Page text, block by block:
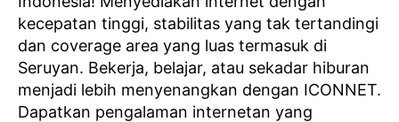
kecepatan tinggi, stabilitas yang tak tertandingi
dan coverage area yang luas termasuk di
Seruyan. Bekerja, belajar, atau sekadar hiburan
menjadi lebih menyenangkan dengan ICONNET.
Dapatkan pengalaman internetan yang